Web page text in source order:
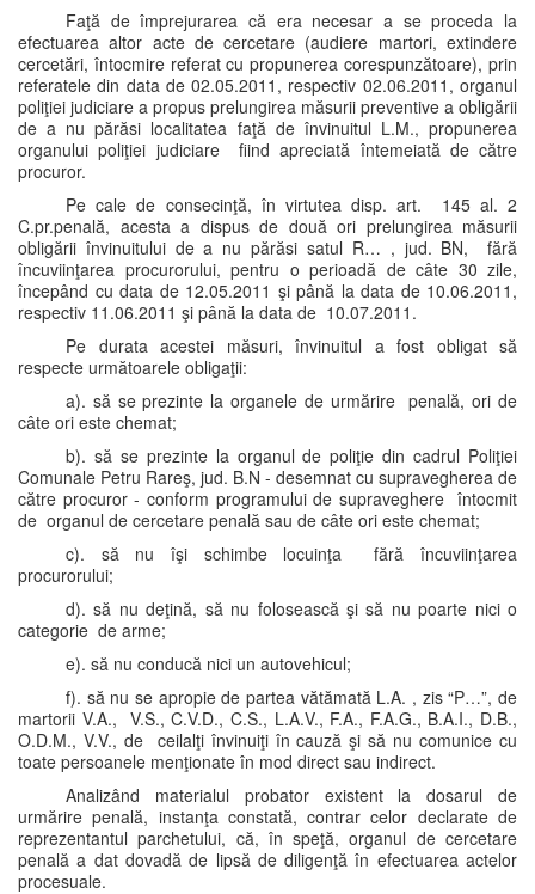
Faţă de împrejurarea că era necesar a se proceda la
efectuarea altor acte de cercetare (audiere martori, extindere
cercetări, întocmire referat cu propunerea corespunzătoare), prin
referatele din data de 02.05.2011, respectiv 02.06.2011, organul
poliţiei judiciare a propus prelungirea măsurii preventive a obligării
de a nu părăsi localitatea faţă de învinuitul L.M., propunerea
organului poliţiei judiciare fiind apreciată întemeiată de către
procuror.
Pe cale de consecinţă, în virtutea disp. art. 145 al. 2
C.pr.penală, acesta a dispus de două ori prelungirea măsurii
obligării învinuitului de a nu părăsi satul R… , jud. BN, fără
încuviinţarea procurorului, pentru o perioadă de câte 30 zile,
începând cu data de 12.05.2011 şi până la data de 10.06.2011,
respectiv 11.06.2011 şi până la data de 10.07.2011.
Pe durata acestei măsuri, învinuitul a fost obligat să
respecte următoarele obligaţii:
a). să se prezinte la organele de urmărire penală, ori de
câte ori este chemat;
b). să se prezinte la organul de poliţie din cadrul Poliţiei
Comunale Petru Rareş, jud. B.N - desemnat cu supravegherea de
către procuror - conform programului de supraveghere întocmit
de organul de cercetare penală sau de câte ori este chemat;
c). să nu îşi schimbe locuinţa fără încuviinţarea
procurorului;
d). să nu deţină, să nu folosească şi să nu poarte nici o
categorie de arme;
e). să nu conducă nici un autovehicul;
f). să nu se apropie de partea vătămată L.A. , zis “P…”, de
martorii V.A., V.S., C.V.D., C.S., L.A.V., F.A., F.A.G., B.A.I., D.B.,
O.D.M., V.V., de ceilalţi învinuiţi în cauză şi să nu comunice cu
toate persoanele menţionate în mod direct sau indirect.
Analizând materialul probator existent la dosarul de
urmărire penală, instanţa constată, contrar celor declarate de
reprezentantul parchetului, că, în speţă, organul de cercetare
penală a dat dovadă de lipsă de diligenţă în efectuarea actelor
procesuale.